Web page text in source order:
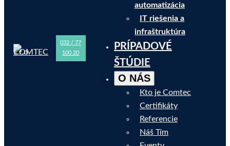
automatizácia
IT riešenia a
infraštruktúra
PRÍPADOVÉ
ŠTÚDIE
O NÁS
Kto je Comtec
Certifikáty
Referencie
Náš Tím
032 / 77
100 20